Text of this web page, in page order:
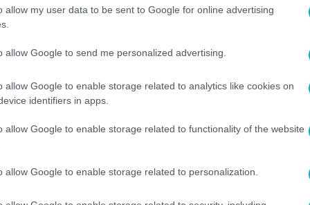
allow my user data to be sent to Google for online advertising
allow Google to send me personalized advertising.
allow Google to enable storage related to analytics like cookies on
identifiers in apps.
allow Google to enable storage related to functionality of the website
allow Google to enable storage related to personalization.
kell bizonyítania.
kislánya is feltűnik A Séf meg a
kislánya Alina, egy szőke cukiságbomba, aki megszínesíti
gondolja... A kislányt alakító Jázmin és anyukája, Jaksity